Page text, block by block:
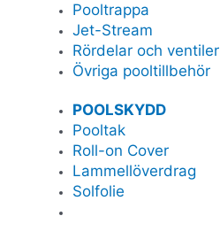
Pooltrappa
Jet-Stream
Rördelar och ventiler
Övriga pooltillbehör
POOLSKYDD
Pooltak
Roll-on Cover
Lammellöverdrag
Solfolie